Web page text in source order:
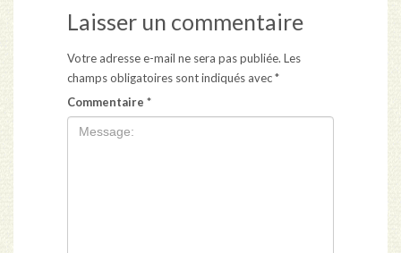
Laisser un commentaire
Votre adresse e-mail ne sera pas publiée. Les
champs obligatoires sont indiqués avec*
Commentaire *